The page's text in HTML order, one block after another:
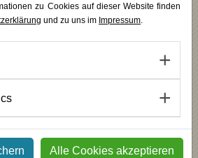
zu Cookies auf dieser Website finden
und zu uns im Impressum.
Alle Cookies akzeptieren